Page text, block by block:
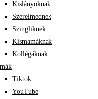
Kislányoknak
Szerelmednek
Szingliknek
Kismamáknak
Kollégáknak
Tiktok
YouTube